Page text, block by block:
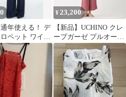
年使える！ デ
ペット ワイド
ンディゴ
¥23,200
【新品】UCHINO クレ
ープガーゼ プルオーバ
ー＆ワイドパンツ